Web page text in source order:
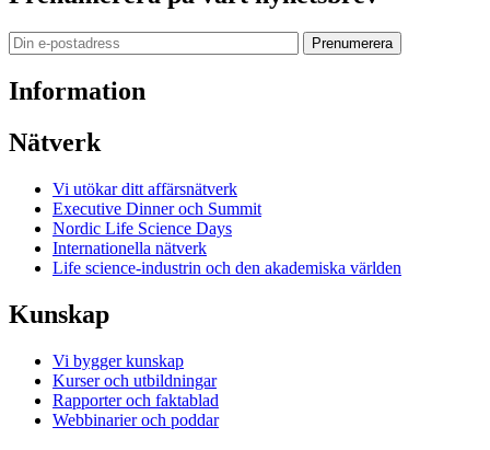
Prenumerera
Information
Nätverk
Vi utökar ditt affärsnätverk
Executive Dinner och Summit
Nordic Life Science Days
Internationella nätverk
Life science-industrin och den akademiska världen
Kunskap
Vi bygger kunskap
Kurser och utbildningar
Rapporter och faktablad
Webbinarier och poddar